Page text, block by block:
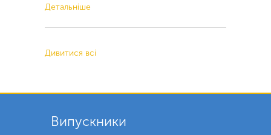
Детальніше
Дивитися всі
Випускники